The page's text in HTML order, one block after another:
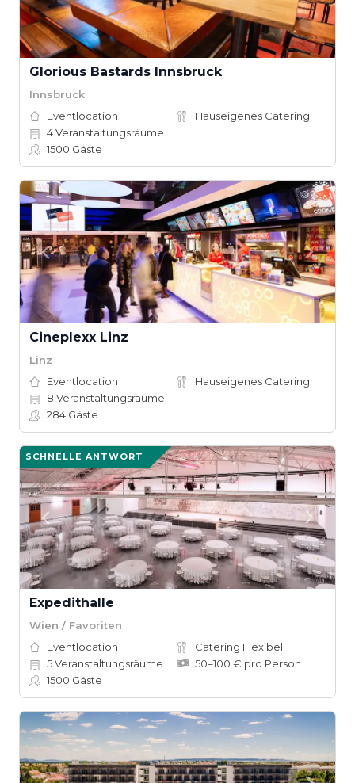
Glorious Bastards Innsbruck
Innsbruck
Eventlocation
Hauseigenes Catering
4Veranstaltungsräume
1500 Gäste
Cineplexx Linz
Linz
Eventlocation
Hauseigenes Catering
8 Veranstaltungsräume
284 Gäste
SCHNELLE ANTWORT
Expedithalle
Wien / Favoriten
Eventlocation
Catering Flexibel
5Veranstaltungsräume
50–100 € pro Person
1500 Gäste